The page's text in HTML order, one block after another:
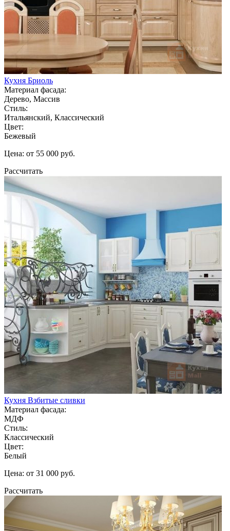
Кухня Бриоль
Материал фасада:
Дерево, Массив
Стиль:
Итальянский, Классический
Цвет:
Бежевый
Цена: от 55 000 руб.
Рассчитать
Кухня Взбитые сливки
Материал фасада:
МДФ
Стиль:
Классический
Цвет:
Белый
Цена: от 31 000 руб.
Рассчитать